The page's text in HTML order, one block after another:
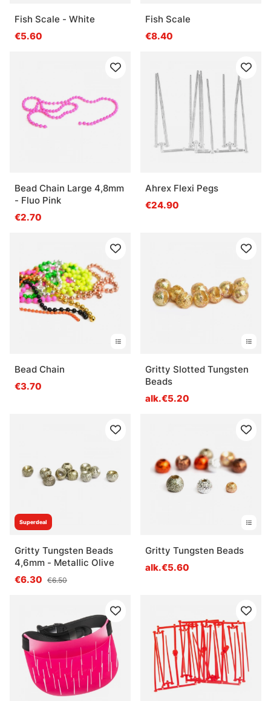
Fish Scale - White
€5.60
Fish Scale
€8.40
Bead Chain Large 4,8mm
- Fluo Pink
€2.70
Ahrex Flexi Pegs
€24.90
Bead Chain
€3.70
Gritty Slotted Tungsten
Beads
alk.€5.20
Superdeal
Gritty Tungsten Beads
4,6mm - Metallic Olive
€6.30 €6.50
Gritty Tungsten Beads
alk.€5.60